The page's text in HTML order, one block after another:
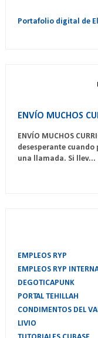
Portafolio digital de
ENVÍO MUCHOS
ENVÍO MUCHOS
desesperante cuando
una llamada. Si llev...
EMPLEOS RYP
EMPLEOS RYP
DEGOTICAPUNK
PORTAL TEHILLAH
CONDIMENTOS DEL
LIVIO